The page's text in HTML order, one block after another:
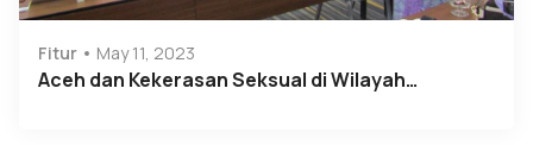
Fitur May 11, 2023
Aceh dan Kekerasan Seksual di Wilayah…